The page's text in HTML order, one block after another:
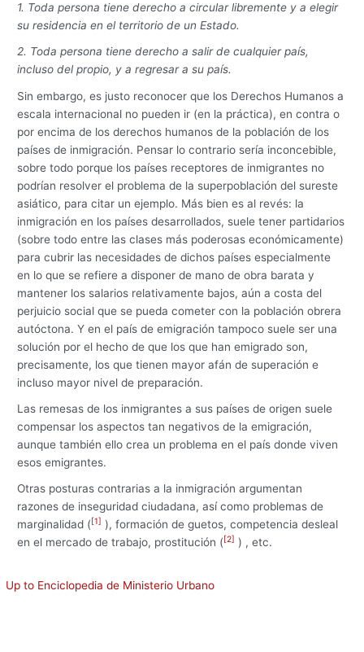
1. Toda persona tiene derecho a circular libremente y a elegir
su residencia en el territorio de un Estado.
2. Toda persona tiene derecho a salir de cualquier país,
incluso del propio, y a regresar a su país.
Sin embargo, es justo reconocer que los Derechos Humanos a
escala internacional no pueden ir (en la práctica), en contra o
por encima de los derechos humanos de la población de los
países de inmigración. Pensar lo contrario sería inconcebible,
sobre todo porque los países receptores de inmigrantes no
podrían resolver el problema de la superpoblación del sureste
asiático, para citar un ejemplo. Más bien es al revés: la
inmigración en los países desarrollados, suele tener partidarios
(sobre todo entre las clases más poderosas económicamente)
para cubrir las necesidades de dichos países especialmente
en lo que se refiere a disponer de mano de obra barata y
mantener los salarios relativamente bajos, aún a costa del
perjuicio social que se pueda cometer con la población obrera
autóctona. Y en el país de emigración tampoco suele ser una
solución por el hecho de que los que han emigrado son,
precisamente, los que tienen mayor afán de superación e
incluso mayor nivel de preparación.
Las remesas de los inmigrantes a sus países de origen suele
compensar los aspectos tan negativos de la emigración,
aunque también ello crea un problema en el país donde viven
esos emigrantes.
Otras posturas contrarias a la inmigración argumentan
razones de inseguridad ciudadana, así como problemas de
marginalidad ([1] ), formación de guetos, competencia desleal
en el mercado de trabajo, prostitución ([2] ) , etc.
Up to Enciclopedia de Ministerio Urbano